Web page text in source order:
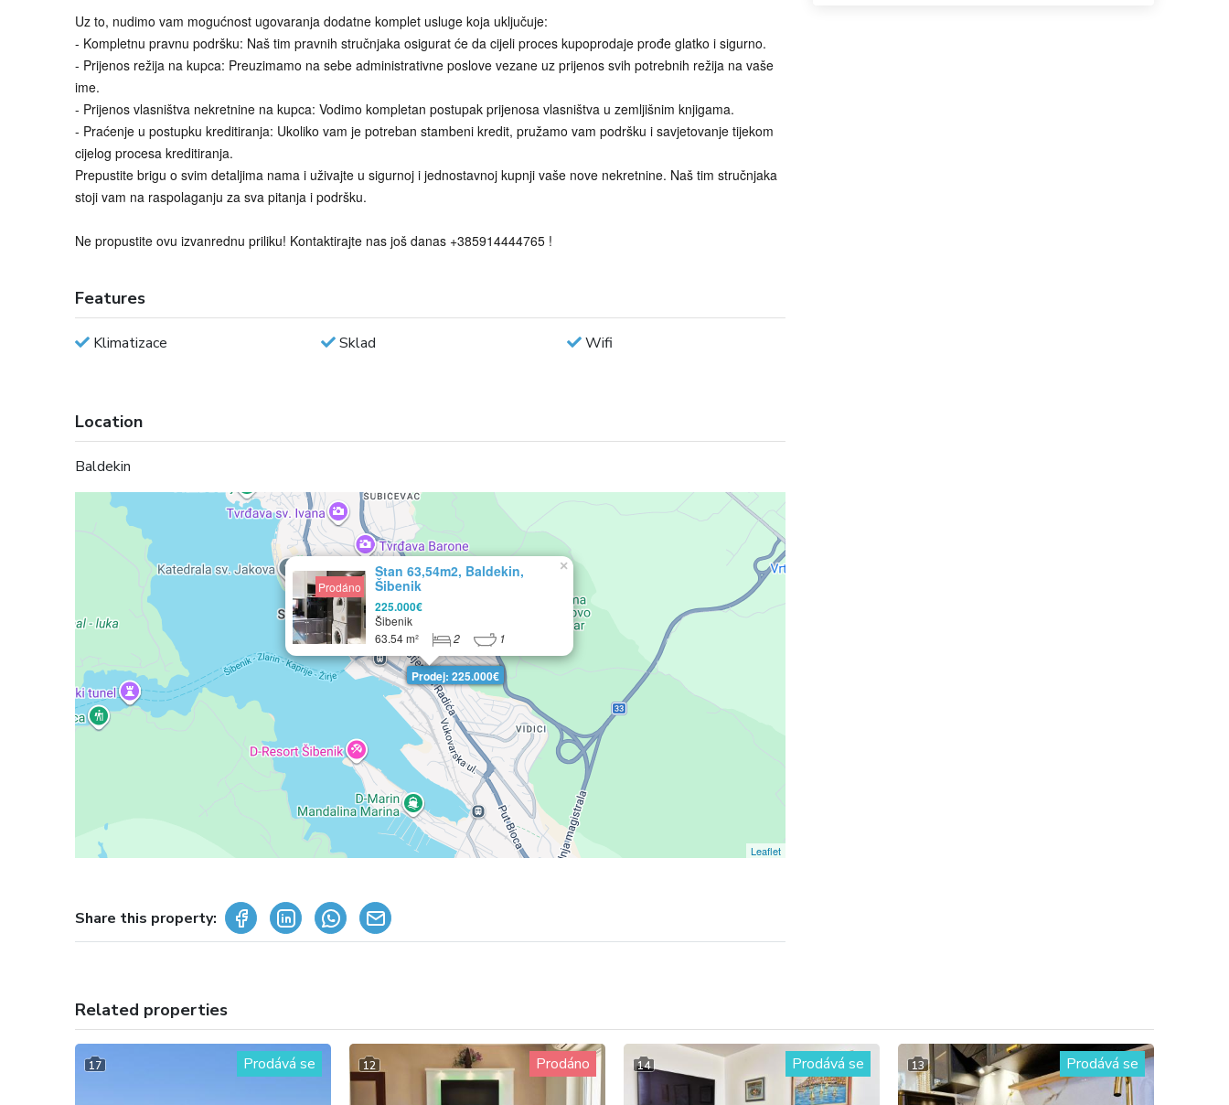
Uz to, nudimo vam mogućnost ugovaranja dodatne komplet usluge koja uključuje:
- Kompletnu pravnu podršku: Naš tim pravnih stručnjaka osigurat će da cijeli proces kupoprodaje prođe glatko i sigurno.
- Prijenos režija na kupca: Preuzimamo na sebe administrativne poslove vezane uz prijenos svih potrebnih režija na vaše
ime.
- Prijenos vlasništva nekretnine na kupca: Vodimo kompletan postupak prijenosa vlasništva u zemljišnim knjigama.
- Praćenje u postupku kreditiranja: Ukoliko vam je potreban stambeni kredit, pružamo vam podršku i savjetovanje tijekom
cijelog procesa kreditiranja.
Prepustite brigu o svim detaljima nama i uživajte u sigurnoj i jednostavnoj kupnji vaše nove nekretnine. Naš tim stručnjaka
stoji vam na raspolaganju za sva pitanja i podršku.
Ne propustite ovu izvanrednu priliku! Kontaktirajte nas još danas +385914444765 !
Features
Klimatizace Sklad Wifi
Location
Baldekin
Prodej: 225.000€
Prodáno
Stan 63,54m2, Baldekin,
Šibenik
225.000€
Šibenik
63.54 m²
2 1
×
Leaflet
Share this property:
Related properties
17 Prodává se 12 Prodáno 14 Prodává se 13 Prodává se